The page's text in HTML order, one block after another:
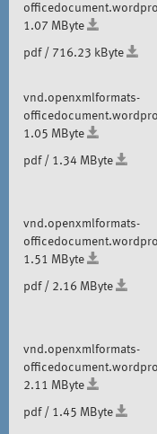
1.07 MByte
pdf / 716.23 kByte
vnd.openxmlformats-
1.05 MByte
pdf / 1.34 MByte
vnd.openxmlformats-
1.51 MByte
pdf / 2.16 MByte
vnd.openxmlformats-
2.11 MByte
pdf / 1.45 MByte